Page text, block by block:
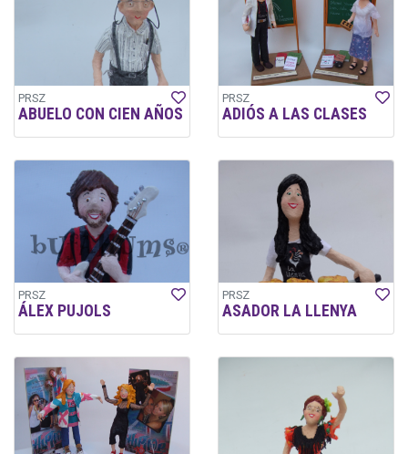
PRSZ
ABUELO CON CIEN AÑOS
PRSZ
ADIÓS A LAS CLASES
PRSZ
ÁLEX PUJOLS
PRSZ
ASADOR LA LLENYA